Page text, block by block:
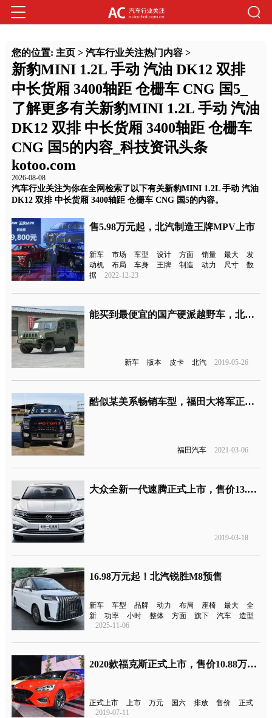
您的位置: 主页> 汽车行业关注热门内容>
新豹MINI 1.2L 手动 汽油 DK12 双排
中长货厢 3400轴距 仓栅车 CNG 国5_
了解更多有关新豹MINI 1.2L 手动 汽油
DK12 双排 中长货厢 3400轴距 仓栅车
CNG 国5的内容_科技资讯头条
kotoo.com
2026-08-08
汽车行业关注为你在全网检索了以下有关新豹MINI 1.2L 手动 汽油
DK12 双排 中长货厢 3400轴距 仓栅车 CNG 国5的内容。
售5.98万元起，北汽制造王牌MPV上市
新车 市场 车型 设计 方面 销量 最大
发
动机
布局 车身 王牌 制造 动力 尺寸
数
据
2022-12-23
能买到最便宜的国产硬派越野车，北汽制造勇士新车型上市
新车 版本 皮卡 北汽 2019-05-26
酷似某美系畅销车型，福田大将军正式上市
福田汽车 2021-03-06
大众全新一代速腾正式上市，售价13.18-19.68万元
2019-03-18
16.98万元起！北汽锐胜M8预售
新车 车型 品牌 动力 布局 座椅 最大
全
新
功率 小时 整体 方面 旗下 汽车
造型
2025-11-06
2020款福克斯正式上市，售价10.88万元起，满足国六排放
正式上市 上市 万元 国六 排放 售价
正式
2019-07-11